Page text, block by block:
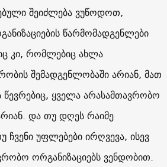
შეიძლება ვუწოდოთ,
წარმომადგენლები
კი, რომლებიც ახლა
შემადგენლობაში არიან, მათ
ყველა არასამთავრობო
და თუ დღეს რაიმე
ჩვენი უფლებები ირღვევა, ისევ
ორგანიზაციებს ვენდობით.